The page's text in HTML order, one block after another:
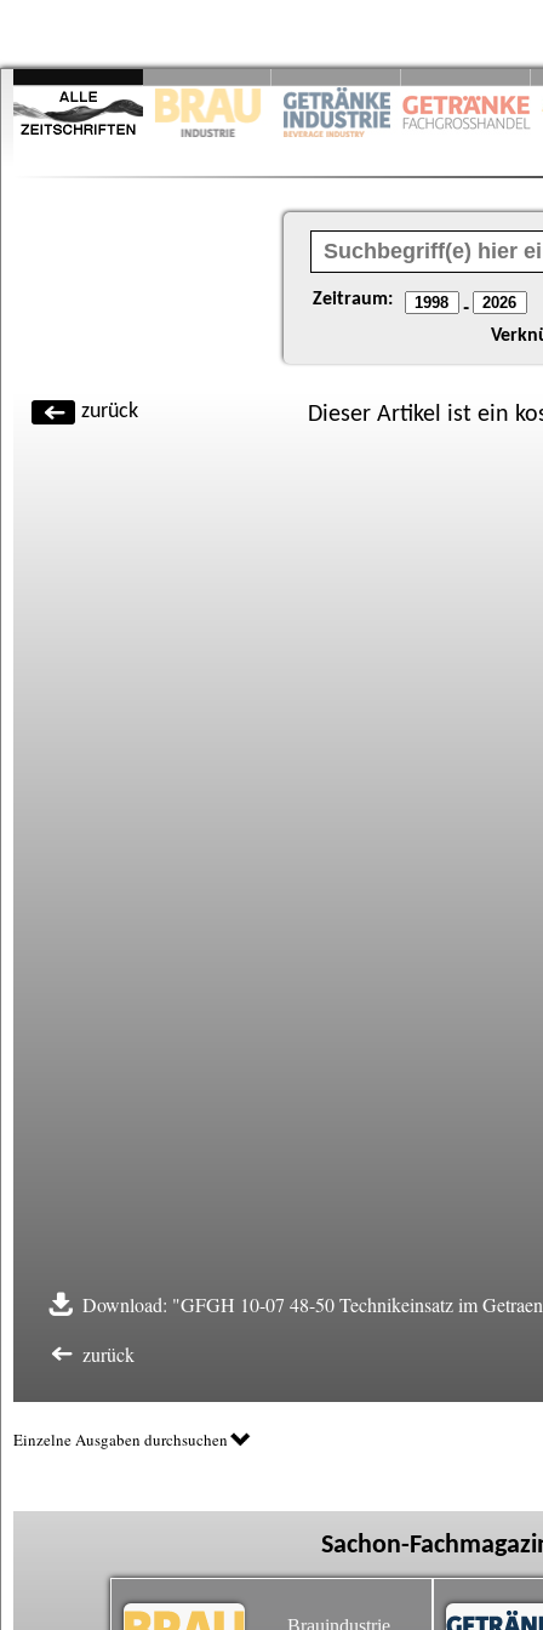
Zeitraum: -
zurück Dieser Artikel ist ein
Download: "GFGH 10-07 48-50 Technikeinsatz im
zurück
Einzelne Ausgaben durchsuchen
Sachon-
Brauindustrie